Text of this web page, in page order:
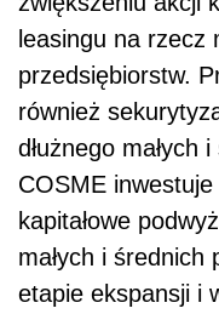
leasingu na rzecz
przedsiębiorstw.
również
dłużnego małych
COSME
kapitałowe
małych i średnich
etapie ekspansji i